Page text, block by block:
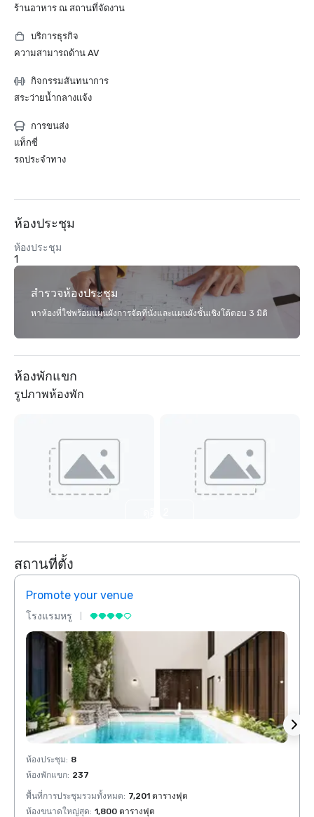
ร้านอาหาร ณ สถานที่จัดงาน
บริการธุรกิจ
ความสามารถด้าน AV
กิจกรรมสันทนาการ
สระว่ายน้ำกลางแจ้ง
การขนส่ง
แท็กซี่
รถประจำทาง
ห้องประชุม
ห้องประชุม
1
สำรวจห้องประชุม
หาห้องที่ใช่พร้อมแผนผังการจัดที่นั่งและแผนผังชั้นเชิงโต้ตอบ 3 มิติ
ห้องพักแขก
รูปภาพห้องพัก
สถานที่ตั้ง
Promote your venue
โรงแรมหรู
ห้องประชุม: 8
ห้องพักแขก: 237
พื้นที่การประชุมรวมทั้งหมด: 7,201 ตารางฟุต
ห้องขนาดใหญ่สุด: 1,800 ตารางฟุต